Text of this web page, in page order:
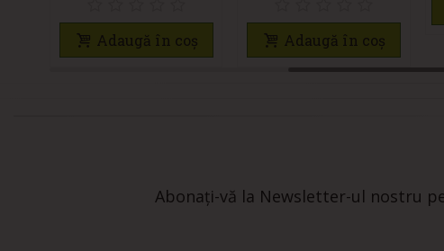
Adaugă în coș Adaugă în coș
Abonați-vă la Newsletter-ul nostru